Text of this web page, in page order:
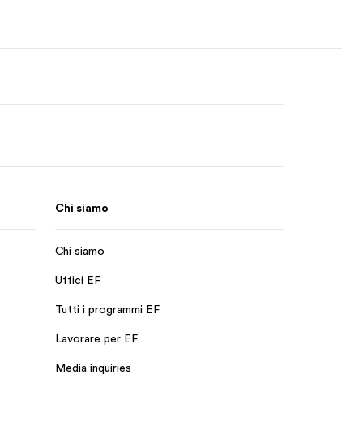
Chi siamo
Chi siamo
Uffici EF
Tutti i programmi EF
Lavorare per EF
Media inquiries